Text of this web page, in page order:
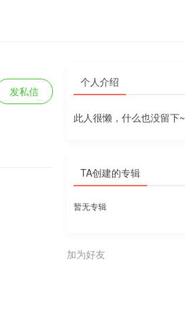
发私信
个人介绍
此人很懒，什么也没留下~
TA创建的专辑
暂无专辑
加为好友